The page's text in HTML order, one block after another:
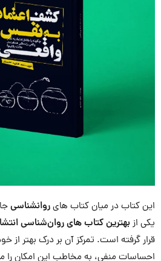
این کتاب در میان کتاب هایروانشناسی
یکی ازبهترین کتاب های روان‌شناسی
قرار گرفته است. تمرکز آن بر درک بهتر از
احساسات منفی، به مخاطب این امکان را